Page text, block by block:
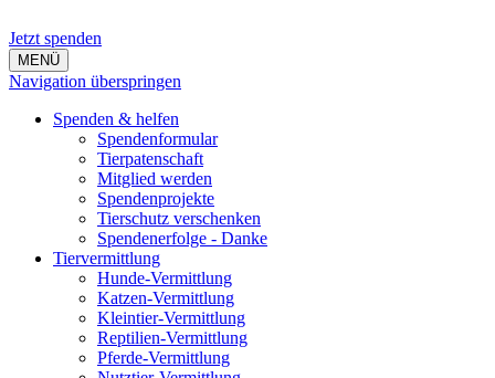
Jetzt spenden
MENÜ
Navigation überspringen
Spenden & helfen
Spendenformular
Tierpatenschaft
Mitglied werden
Spendenprojekte
Tierschutz verschenken
Spendenerfolge - Danke
Tiervermittlung
Hunde-Vermittlung
Katzen-Vermittlung
Kleintier-Vermittlung
Reptilien-Vermittlung
Pferde-Vermittlung